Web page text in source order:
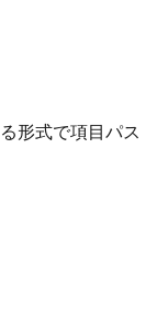
形式で項目パス